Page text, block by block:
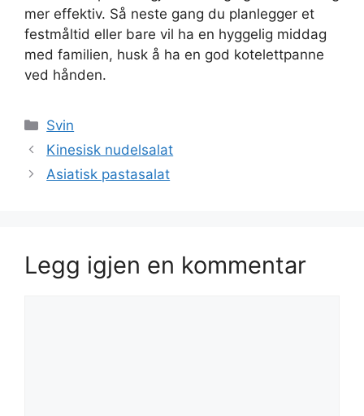
mer effektiv. Så neste gang du planlegger et
festmåltid eller bare vil ha en hyggelig middag
med familien, husk å ha en god kotelettpanne
ved hånden.
Kategorier
Svin
Kinesisk nudelsalat
Asiatisk pastasalat
Legg igjen en kommentar